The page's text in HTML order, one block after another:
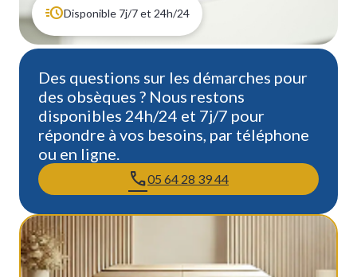
Disponible 7j/7 et 24h/24
Des questions sur les démarches pour
des obsèques ? Nous restons
disponibles 24h/24 et 7j/7 pour
répondre à vos besoins, par téléphone
ou en ligne.
05 64 28 39 44